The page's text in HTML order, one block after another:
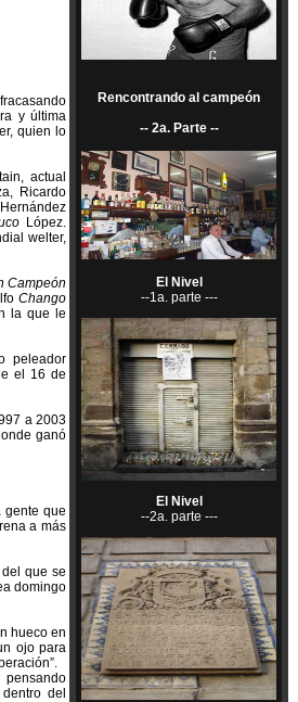
y última
quien lo
actual
Ricardo
López.
welter,
Campeón
Chango
la que le
peleador
el 16 de
a 2003
ganó
gente que
a más
que se
domingo
hueco en
ojo para
del
Rencontrando al campeón
-- 2a. Parte --
El Nivel
--1a. parte ---
El Nivel
--2a. parte ---